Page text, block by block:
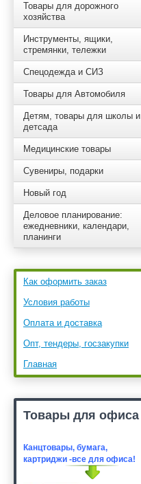
Товары для дорожного
хозяйства
Инструменты, ящики,
стремянки, тележки
Спецодежда и СИЗ
Товары для Автомобиля
Детям, товары для школы и
детсада
Медицинские товары
Сувениры, подарки
Новый год
Деловое планирование:
ежедневники, календари,
планинги
Как оформить заказ
Условия работы
Оплата и доставка
Опт, тендеры, госзакупки
Главная
Товары для офиса
Канцтовары, бумага,
картриджи -все для офиса!